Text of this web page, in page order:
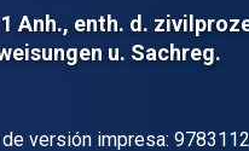
Anh., enth. d.
u. Sachreg.
versión impresa: